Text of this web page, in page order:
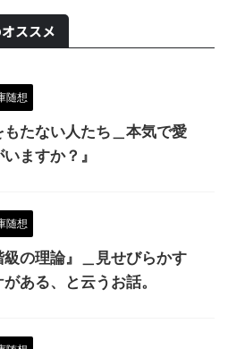
ススメ
随想
もたない人たち＿本気で愛
ますか？』
随想
級の理論』＿見せびらかす
ある、と云うお話。